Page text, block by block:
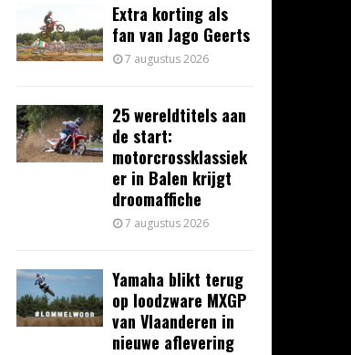
Extra korting als
fan van Jago Geerts
7 augustus 2026
25 wereldtitels aan
de start:
motorcrossklassiek
er in Balen krijgt
droomaffiche
7 augustus 2026
Yamaha blikt terug
op loodzware MXGP
van Vlaanderen in
nieuwe aflevering